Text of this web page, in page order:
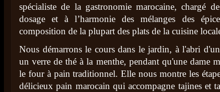
spécialiste de la gastronomie marocaine, chargé
dosage et à l’harmonie des mélanges des
composition de la plupart des plats de la cuisine
Nous démarrons le cours dans le jardin, à l'abri
un verre de thé à la menthe, pendant qu'une dame
le four à pain traditionnel. Elle nous montre les
délicieux pain marocain qui accompagne tajines et